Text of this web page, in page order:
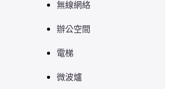
無線網絡
辦公空間
電梯
微波爐